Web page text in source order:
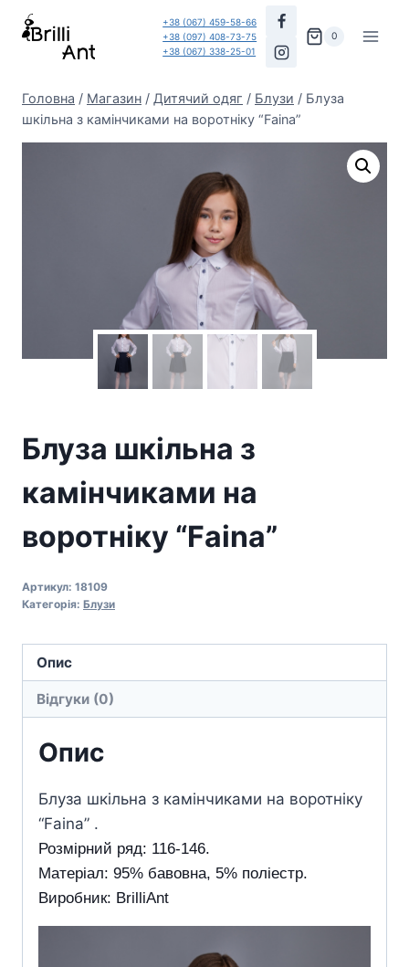
Перейти
+38 (067) 459-58-66
+38 (097) 408-73-75
+38 (067) 338-25-01
0
Головна / Магазин / Дитячий одяг / Блузи / Блуза
шкільна з камінчиками на воротніку “Faina”
Блуза шкільна з
камінчиками на
воротніку “Faina”
Артикул: 18109
Категорія: Блузи
Опис
Відгуки (0)
Опис
Блуза шкільна з камінчиками на воротніку
“Faina” .
Розмірний ряд: 116-146.
Матеріал: 95% бавовна, 5% поліестр.
Виробник: BrilliAnt